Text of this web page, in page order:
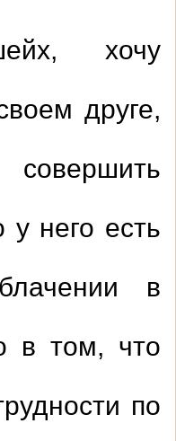
хочу
друге,
него есть
в
в том, что
по